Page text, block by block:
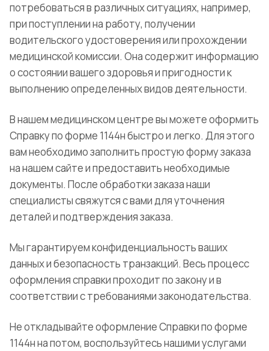
потребоваться в различных ситуациях, например,
при поступлении на работу, получении
водительского удостоверения или прохождении
медицинской комиссии. Она содержит информацию
о состоянии вашего здоровья и пригодности к
выполнению определенных видов деятельности.
В нашем медицинском центре вы можете оформить
Справку по форме 1144н быстро и легко. Для этого
вам необходимо заполнить простую форму заказа
на нашем сайте и предоставить необходимые
документы. После обработки заказа наши
специалисты свяжутся с вами для уточнения
деталей и подтверждения заказа.
Мы гарантируем конфиденциальность ваших
данных и безопасность транзакций. Весь процесс
оформления справки проходит по закону и в
соответствии с требованиями законодательства.
Не откладывайте оформление Справки по форме
1144н на потом, воспользуйтесь нашими услугами